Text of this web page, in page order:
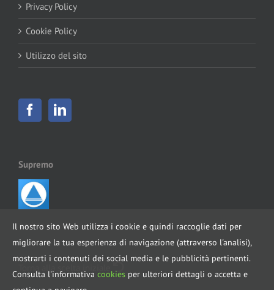
Privacy Policy
Cookie Policy
Utilizzo del sito
Supremo
Assistenza on-line da remoto
Il nostro sito Web utilizza i cookie e quindi raccoglie dati per
migliorare la tua esperienza di navigazione (attraverso l'analisi),
mostrarti i contenuti dei social media e le pubblicità pertinenti.
Consulta l'informativa cookies per ulteriori dettagli o accetta e